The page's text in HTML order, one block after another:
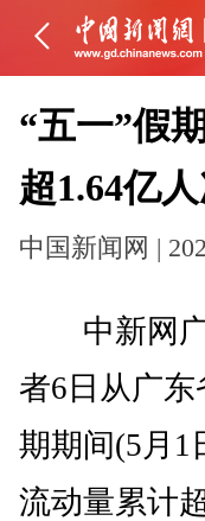
“五一”假
超1.64亿
中国新闻网 |
中新网广
者6日从广东
期期间(5月1
流动量累计